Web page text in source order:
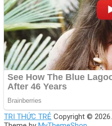
TRI THỨC TRẺ Copyright © 2026.